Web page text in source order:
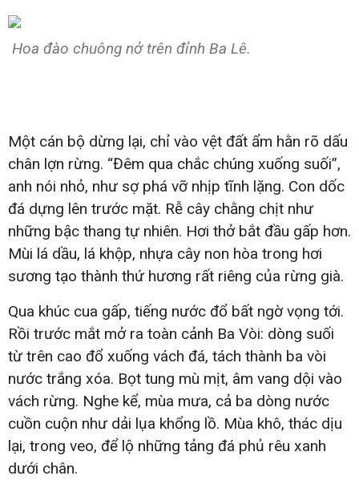
Hoa đào chuông nở trên đỉnh Ba Lê.
Một cán bộ dừng lại, chỉ vào vệt đất ẩm hằn rõ dấu
chân lợn rừng. “Đêm qua chắc chúng xuống suối”,
anh nói nhỏ, như sợ phá vỡ nhịp tĩnh lặng. Con dốc
đá dựng lên trước mặt. Rễ cây chằng chịt như
những bậc thang tự nhiên. Hơi thở bắt đầu gấp hơn.
Mùi lá dầu, lá khộp, nhựa cây non hòa trong hơi
sương tạo thành thứ hương rất riêng của rừng già.
Qua khúc cua gấp, tiếng nước đổ bất ngờ vọng tới.
Rồi trước mắt mở ra toàn cảnh Ba Vòi: dòng suối
từ trên cao đổ xuống vách đá, tách thành ba vòi
nước trắng xóa. Bọt tung mù mịt, âm vang dội vào
vách rừng. Nghe kể, mùa mưa, cả ba dòng nước
cuồn cuộn như dải lụa khổng lồ. Mùa khô, thác dịu
lại, trong veo, để lộ những tảng đá phủ rêu xanh
dưới chân.